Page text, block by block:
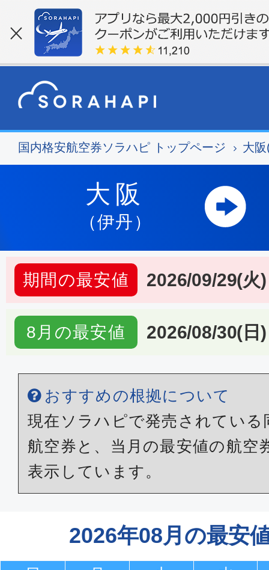
国内格安航空券ソラハピ トップページ 大
大阪
（伊丹）
期間の最安値 2026/09/29(火)
8月の最安値 2026/08/30(日)
おすすめの根拠について
現在ソラハピで発売されている
航空券と、当月の最安値の航空
表示しています。
2026年08月の最安